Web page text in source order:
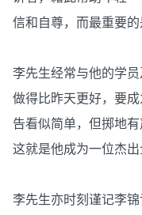
信和自尊，而最重要
李先生经常与他的学
做得比昨天更好，要
告看似简单，但掷地
这就是他成为一位杰出
李先生亦时刻谨记李